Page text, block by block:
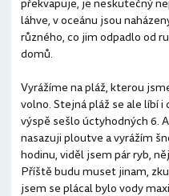
překvapuje, je neskutečný
láhve, v oceánu jsou
různého, co jim odpadlo od
domů.
Vyrážíme na pláž, kterou
volno. Stejná pláž se ale líbí
výspě sešlo úctyhodných 6.
nasazuji ploutve a vyrážím
hodinu, viděl jsem pár ryb,
Příště budu muset jinam,
jsem se plácal bylo vody